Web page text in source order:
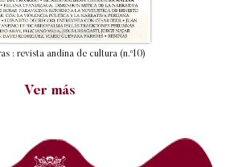
: revista andina de cultura (n.º10)
Ver más